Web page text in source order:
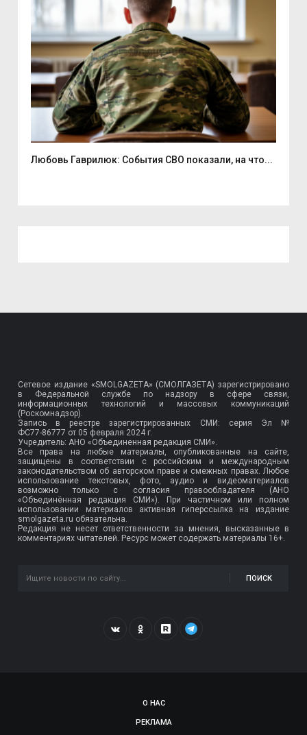
Любовь Гаврилюк: События СВО показали, на что...
Сетевое издание «SMOLGAZETA» (СМОЛГАЗЕТА) зарегистрировано
в Федеральной службе по надзору в сфере связи,
информационных технологий и массовых коммуникаций
(Роскомнадзор).
Запись в реестре зарегистрированных СМИ: серия Эл №
ФС77-86777 от 05 февраля 2024 г.
Учредитель: АНО «Объединенная редакция СМИ».
Все права на любые материалы, опубликованные на сайте,
защищены в соответствии с российским и международным
законодательством об авторском праве и смежных правах. Любое
использование текстовых, фото, аудио и видеоматериалов
возможно только с согласия правообладателя (АНО
«Объединённая редакция СМИ»). При частичном или полном
использовании материалов активная гиперссылка на издание
smolgazeta.ru обязательна.
Редакция не несет ответственности за мнения, высказанные в
комментариях читателей. Ресурс может содержать материалы 16+.
ПОИСК
О НАС
РЕКЛАМА